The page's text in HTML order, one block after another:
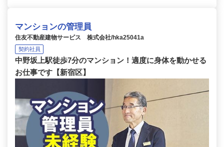
マンションの管理員
住友不動産建物サービス 株式会社/hka25041a
契約社員
中野坂上駅徒歩7分のマンション！適度に身体を動かせる
お仕事です【新宿区】